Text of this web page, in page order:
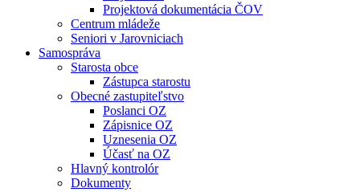
Projektová dokumentácia ČOV
Centrum mládeže
Seniori v Jarovniciach
Samospráva
Starosta obce
Zástupca starostu
Obecné zastupiteľstvo
Poslanci OZ
Zápisnice OZ
Uznesenia OZ
Účasť na OZ
Hlavný kontrolór
Dokumenty